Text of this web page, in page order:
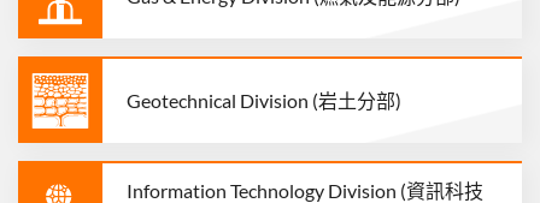
Geotechnical Division (岩土分部)
Information Technology Division (資訊科技